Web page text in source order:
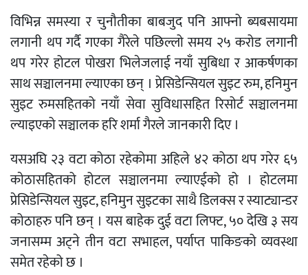
विभिन्न समस्या र चुनौतीका बाबजुद पनि आफ्नो ब्यबसायमा
लगानी थप गर्दै गएका गैरेले पछिल्लो समय २५ करोड लगानी
थप गरेर होटल पोखरा भिलेजलाई नयाँ सुबिधा र आकर्षणका
साथ सञ्चालनमा ल्याएका छन् । प्रेसिडेन्सियल सुइट रुम, हनिमुन
सुइट रुमसहितको नयाँ सेवा सुविधासहित रिसोर्ट सञ्चालनमा
ल्याइएको सञ्चालक हरि शर्मा गैरले जानकारी दिए ।
यसअघि २३ वटा कोठा रहेकोमा अहिले ४२ कोठा थप गरेर ६५
काेठासहितको होटल सञ्चालनमा ल्याएईको हो । होटलमा
प्रेसिडेन्सियल सुइट, हनिमुन सुइटका साथै डिलक्स र स्याट्यान्डर
कोठाहरु पनि छन् । यस बाहेक दुई वटा लिफ्ट, ५० देखि ३ सय
जनासम्म अट्ने तीन वटा सभाहल, पर्याप्त पाकिङको व्यवस्था
समेत रहेको छ ।